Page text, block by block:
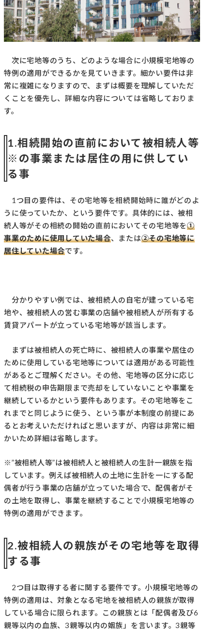
次に宅地等のうち、どのような場合に小規模宅地等の
特例の適用ができるかを見ていきます。細かい要件は非
常に複雑になりますので、まずは概要を理解していただ
くことを優先し、詳細な内容については省略しておりま
す。
1.相続開始の直前において被相続人等
※の事業または居住の用に供してい
る事
1つ目の要件は、その宅地等を相続開始時に誰がどのよ
うに使っていたか、という要件です。具体的には、被相
続人等がその相続の開始の直前においてその宅地等を①
事業のために使用していた場合、または②その宅地等に
居住していた場合です。
分かりやすい例では、被相続人の自宅が建っている宅
地や、被相続人の営む事業の店舗や被相続人が所有する
賃貸アパートが立っている宅地等が該当します。
まずは被相続人の死亡時に、被相続人の事業や居住の
ために使用している宅地等については適用がある可能性
があるとご理解ください。その他、宅地等の区分に応じ
て相続税の申告期限まで売却をしていないことや事業を
継続しているかという要件もあります。その宅地等をこ
れまでと同じように使う、という事が本制度の前提にあ
るとお考えいただければと思いますが、内容は非常に細
かいため詳細は省略します。
※”被相続人等”は被相続人と被相続人の生計一親族を指
しています。例えば被相続人の土地に生計を一にする配
偶者が行う事業の店舗が立っていた場合で、配偶者がそ
の土地を取得し、事業を継続することで小規模宅地等の
特例の適用ができます。
2.被相続人の親族がその宅地等を取得
する事
2つ目は取得する者に関する要件です。小規模宅地等の
特例の適用は、対象となる宅地を被相続人の親族が取得
している場合に限られます。この親族とは「配偶者及び6
親等以内の血族、3親等以内の姻族」を言います。3親等